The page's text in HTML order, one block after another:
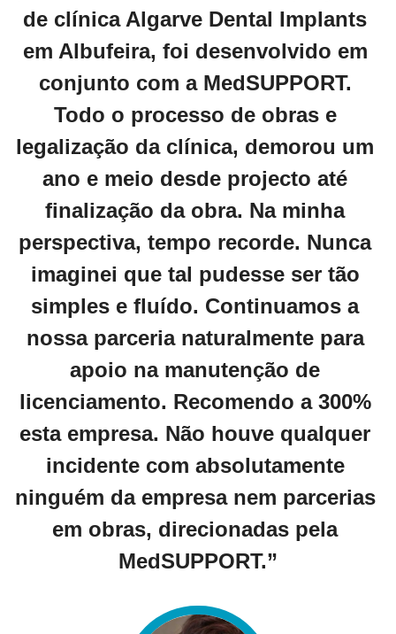
de clínica Algarve Dental Implants
em Albufeira, foi desenvolvido em
conjunto com a MedSUPPORT.
Todo o processo de obras e
legalização da clínica, demorou um
ano e meio desde projecto até
finalização da obra. Na minha
perspectiva, tempo recorde. Nunca
imaginei que tal pudesse ser tão
simples e fluído. Continuamos a
nossa parceria naturalmente para
apoio na manutenção de
licenciamento. Recomendo a 300%
esta empresa. Não houve qualquer
incidente com absolutamente
ninguém da empresa nem parcerias
em obras, direcionadas pela
MedSUPPORT.”